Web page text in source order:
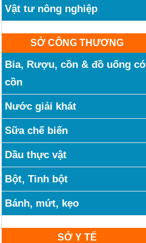
Vật tư nông nghiệp
SỞ CÔNG THƯƠNG
Bia, Rượu, cồn & đồ uống có
cồn
Nước giải khát
Sữa chế biến
Dầu thực vật
Bột, Tinh bột
Bánh, mứt, kẹo
SỞ Y TẾ